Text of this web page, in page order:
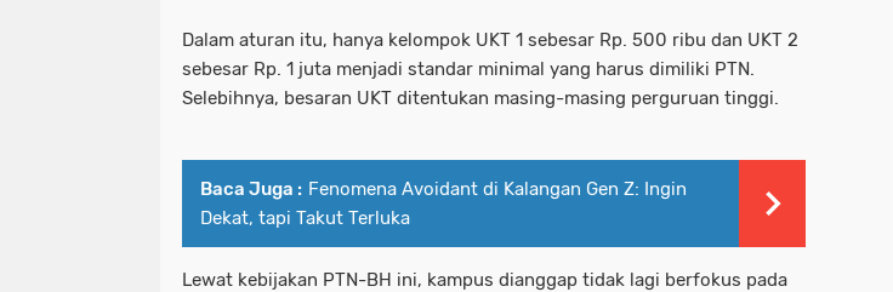
Dalam aturan itu, hanya kelompok UKT 1 sebesar Rp. 500 ribu dan UKT 2
sebesar Rp. 1 juta menjadi standar minimal yang harus dimiliki PTN.
Selebihnya, besaran UKT ditentukan masing-masing perguruan tinggi.
Baca Juga : Fenomena Avoidant di Kalangan Gen Z: Ingin
Dekat, tapi Takut Terluka
Lewat kebijakan PTN-BH ini, kampus dianggap tidak lagi berfokus pada